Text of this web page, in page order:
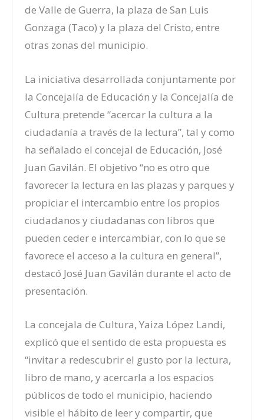
de Valle de Guerra, la plaza de San Luis
Gonzaga (Taco) y la plaza del Cristo, entre
otras zonas del municipio.
La iniciativa desarrollada conjuntamente por
la Concejalía de Educación y la Concejalía de
Cultura pretende “acercar la cultura a la
ciudadanía a través de la lectura”, tal y como
ha señalado el concejal de Educación, José
Juan Gavilán. El objetivo “no es otro que
favorecer la lectura en las plazas y parques y
propiciar el intercambio entre los propios
ciudadanos y ciudadanas con libros que
pueden ceder e intercambiar, con lo que se
favorece el acceso a la cultura en general”,
destacó José Juan Gavilán durante el acto de
presentación.
La concejala de Cultura, Yaiza López Landi,
explicó que el sentido de esta propuesta es
“invitar a redescubrir el gusto por la lectura,
libro de mano, y acercarla a los espacios
públicos de todo el municipio, haciendo
visible el hábito de leer y compartir, que